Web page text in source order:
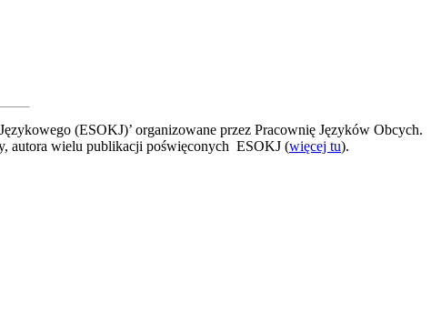
(ESOKJ)’ organizowane przez Pracownię Języków Obcych.
autora wielu publikacji poświęconych ESOKJ (więcej tu).